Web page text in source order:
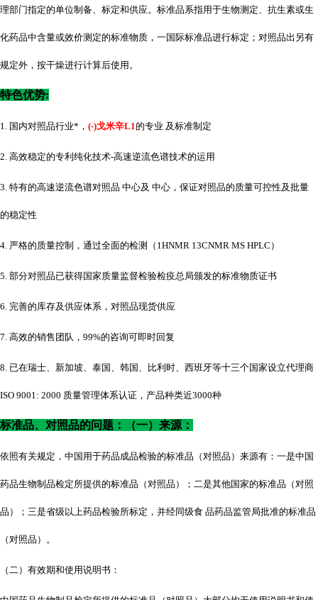
理部门指定的单位制备、标定和供应。标准品系指用于生物测定、抗生素或生
化药品中含量或效价测定的标准物质，一国际标准品进行标定；对照品出另有
规定外，按干燥进行计算后使用。
特色优势:
1. 国内对照品行业*， (-)戈米辛L1的专业 及标准制定
2. 高效稳定的专利纯化技术-高速逆流色谱技术的运用
3. 特有的高速逆流色谱对照品 中心及 中心，保证对照品的质量可控性及批量
的稳定性
4. 严格的质量控制，通过全面的检测（1HNMR 13CNMR MS HPLC）
5. 部分对照品已获得国家质量监督检验检疫总局颁发的标准物质证书
6. 完善的库存及供应体系，对照品现货供应
7. 高效的销售团队，99%的咨询可即时回复
8. 已在瑞士、新加坡、泰国、韩国、比利时、西班牙等十三个国家设立代理商
ISO 9001: 2000 质量管理体系认证，产品种类近3000种
标准品、对照品的问题：（一）来源：
依照有关规定，中国用于药品成品检验的标准品（对照品）来源有：一是中国
药品生物制品检定所提供的标准品（对照品）；二是其他国家的标准品（对照
品）；三是省级以上药品检验所标定，并经同级食 品药品监管局批准的标准品
（对照品）。
（二）有效期和使用说明书：